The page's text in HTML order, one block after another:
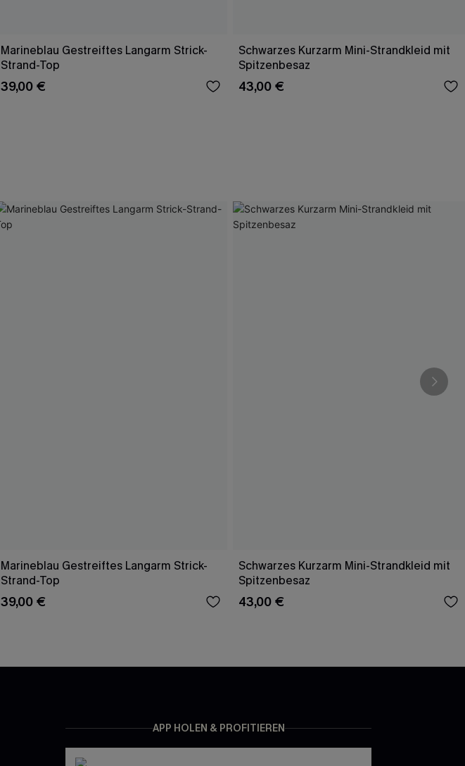
Marineblau Gestreiftes Langarm Strick-
Strand-Top
39,00 €
Schwarzes Kurzarm Mini-Strandkleid mit
Spitzenbesaz
43,00 €
Marineblau Gestreiftes Langarm Strick-
Strand-Top
39,00 €
Schwarzes Kurzarm Mini-Strandkleid mit
Spitzenbesaz
43,00 €
APP HOLEN & PROFITIEREN